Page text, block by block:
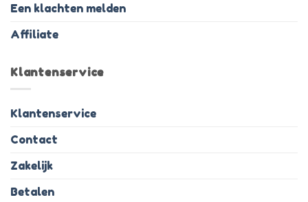
Een klachten melden
Affiliate
Klantenservice
Klantenservice
Contact
Zakelijk
Betalen